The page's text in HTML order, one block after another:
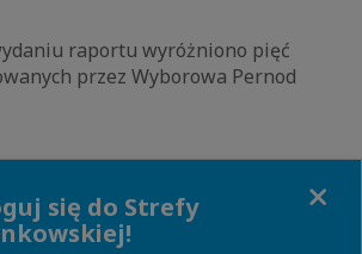
raportu wyróżniono pięć
przez Wyborowa Pernod
współpracy z Erasmus Student
odpowiedzialną konsumpcję
się do Strefy